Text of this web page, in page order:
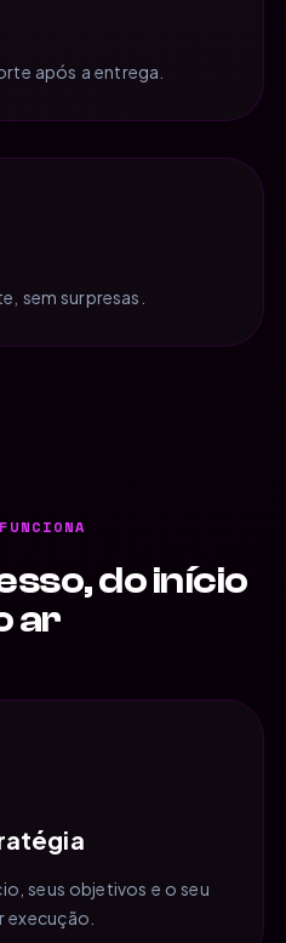
após a entrega.
sem surpresas.
do início
ar
seus objetivos e o seu
execução.